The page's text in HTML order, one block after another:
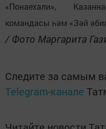
«Понаехали»,
командасы һәм «Зәй
/ Фото Маргарита
Следите за самым
Telegram-канале